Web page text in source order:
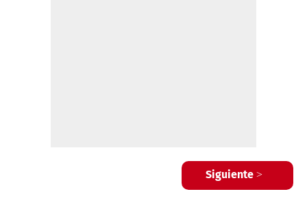
Siguiente >